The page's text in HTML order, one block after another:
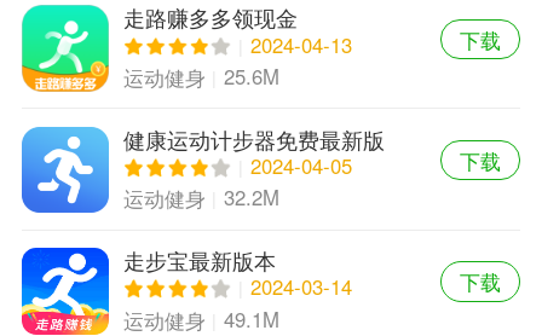
走路赚多多领现金
2024-04-13
运动健身
25.6M
下载
健康运动计步器免费最新版
2024-04-05
运动健身
32.2M
下载
走步宝最新版本
2024-03-14
运动健身
49.1M
下载